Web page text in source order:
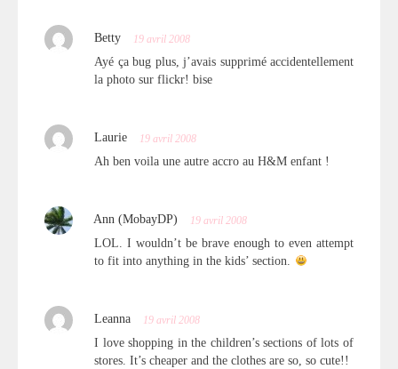
Betty 19 avril 2008
Ayé ça bug plus, j’avais supprimé accidentellement
la photo sur flickr! bise
Laurie 19 avril 2008
Ah ben voila une autre accro au H&M enfant !
Ann (MobayDP) 19 avril 2008
LOL. I wouldn’t be brave enough to even attempt
to fit into anything in the kids’ section.
Leanna 19 avril 2008
I love shopping in the children’s sections of lots of
stores. It’s cheaper and the clothes are so, so cute!!